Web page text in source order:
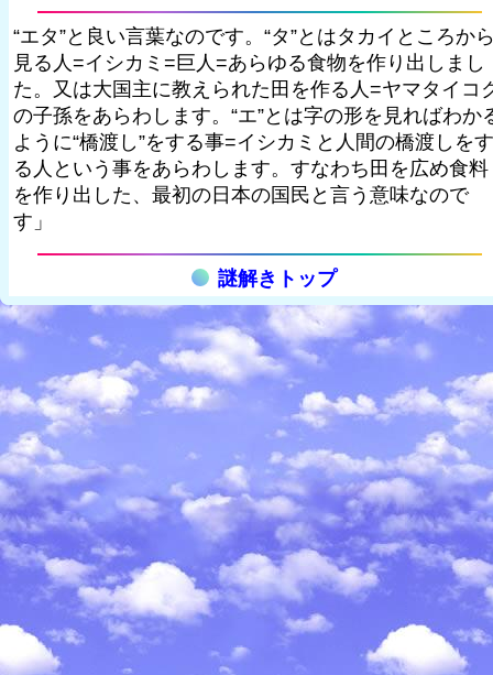
“エタ”と良い言葉なのです。“タ”とはタカイところか
見る人=イシカミ=巨人=あらゆる食物を作り出しまし
た。又は大国主に教えられた田を作る人=ヤマタイコ
の子孫をあらわします。“エ”とは字の形を見ればわか
ように“橋渡し”をする事=イシカミと人間の橋渡しをす
る人という事をあらわします。すなわち田を広め食料
を作り出した、最初の日本の国民と言う意味なので
す」
謎解きトップ